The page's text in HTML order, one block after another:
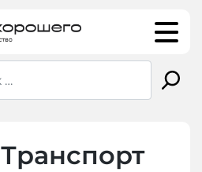
Транспорт